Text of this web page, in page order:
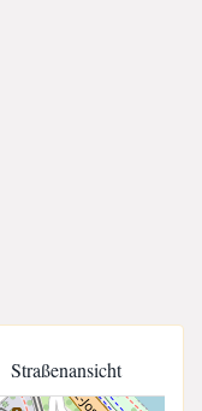
Straßenansicht